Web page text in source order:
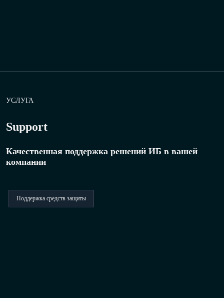
УСЛУГА
Support
Качественная поддержка решений ИБ в вашей
компании
Поддержка средств защиты